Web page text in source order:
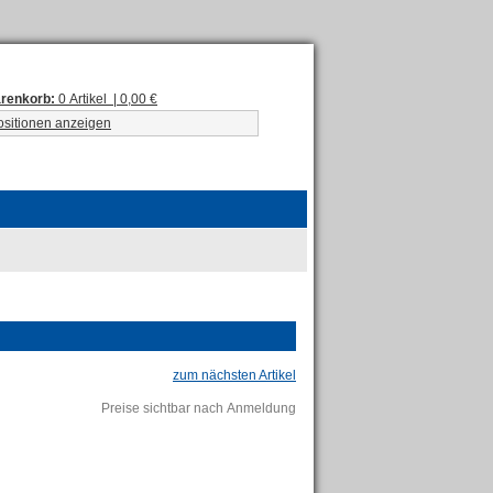
0 Artikel | 0,00 €
anzeigen
zum nächsten Artikel
Preise sichtbar nach Anmeldung